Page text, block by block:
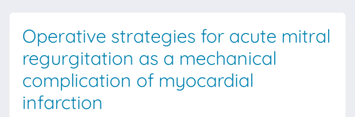
Operative strategies for acute mitral
regurgitation as a mechanical
complication of myocardial
infarction